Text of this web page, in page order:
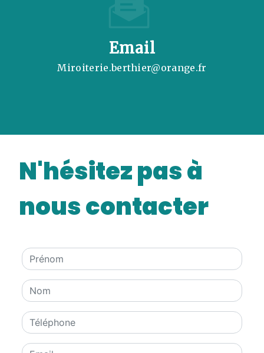
Email
miroiterie.berthier@orange.fr
N'hésitez pas à
nous contacter